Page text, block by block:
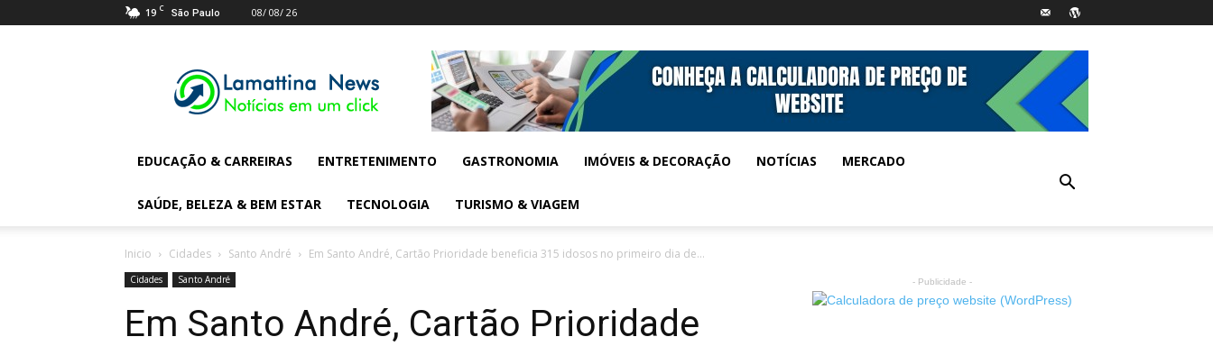
19 C São Paulo 08/ 08/ 26
Digital
News
EDUCAÇÃO & CARREIRAS ENTRETENIMENTO GASTRONOMIA IMÓVEIS & DECORAÇÃO NOTÍCIAS MERCADO
SAÚDE, BELEZA & BEM ESTAR TECNOLOGIA TURISMO & VIAGEM
Inicio Cidades Santo André Em Santo André, Cartão Prioridade beneficia 315 idosos no primeiro dia de...
Cidades Santo André
Em Santo André, Cartão Prioridade
- Publicidade -